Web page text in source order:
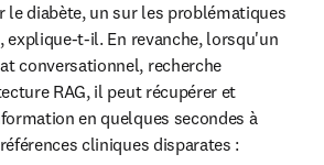
le diabète, un sur les problématiques
explique-t-il. En revanche, lorsqu'un
conversationnel, recherche
RAG, il peut récupérer et
en quelques secondes à
cliniques disparates :